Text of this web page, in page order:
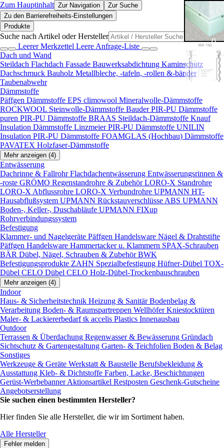
Zum Hauptinhalt Zur Navigation
Zur Suche
Zu den Barrierefreiheits-Einstellungen
Produkte
Suche nach Artikel oder Hersteller
Leerer Merkzettel Leere Anfrage-Liste
Dach und Wand
Steildach Flachdach Fassade Bauwerksabdichtung Kaminschutz
Dachschmuck Bauholz Metallbleche, -tafeln, -rollen &-bänder
Taubenabwehr
Dämmstoffe
Päffgen Dämmstoffe EPS climowool Mineralwolle-Dämmstoffe
ROCKWOOL Steinwolle-Dämmstoffe Bauder PIR-PU Dämmstoffe
puren PIR-PU Dämmstoffe BRAAS Steildach-Dämmstoffe Knauf
Insulation Dämmstoffe Linzmeier PIR-PU Dämmstoffe UNILIN
Insulation PIR-PU Dämmstoffe FOAMGLAS (Hochbau) Dämmstoffe
PAVATEX Holzfaser-Dämmstoffe
Mehr anzeigen (4)
Entwässerung
Dachrinne & FallrohrFlachdachentwässerung Entwässerungsrinnen &
-roste GRÖMO Regenstandrohre & ZubehörLORO-X Standrohre
LORO-X Abflussrohre LORO-X Verbundrohre UPMANN HT-
Hausabflußsystem UPMANN Rückstauverschlüsse ABS UPMANN
Boden-, Keller-, Duschabläufe UPMANN FIXup
Rohrverbindungssystem
Befestigung
Klammer- und Nagelgeräte Päffgen Handelsware Nägel & Drahtstifte
Päffgen Handelsware Hammertacker u. Klammern SPAX-Schrauben
BÄR Dübel, Nägel, Schrauben & ZubehörBWK
Befestigungsprodukte ZAHN Spezialbefestigung Hüfner-Dübel TOX-
Dübel CELO Dübel CELO Holz-Dübel-Trockenbauschrauben
Mehr anzeigen (4)
Indoor
Haus- & Sicherheitstechnik Heizung & SanitärBodenbelag &
Verarbeitung Boden- & Raumspartreppen Wellhöfer Kniestocktüren
Maler- & Lackiererbedarftk accelis Plastics Innenausbau
Outdoor
Terrassen & Überdachung Regenwasser & Bewässerung Gründach
Sichtschutz & Gartengestaltung Garten- & Teichfolien Boden & Belag
Sonstiges
Werkzeuge & Geräte Werkstatt & Baustelle Berufsbekleidung &
Ausstattung Kleb- & Dichtstoffe Farben, Lacke, Beschichtungen
Gerüst-WerbebannerAktionsartikel Restposten Geschenk-Gutscheine
Angebotserstellung
Sie suchen einen bestimmten Hersteller?
Hier finden Sie alle Hersteller, die wir im Sortiment haben.
Alle Hersteller
Fehler melden